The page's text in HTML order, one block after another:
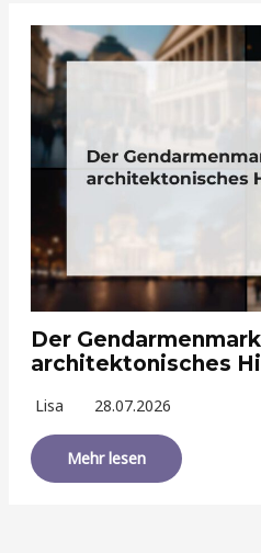
Der
architektonisches
Lisa 28.07.2026
Mehr lesen